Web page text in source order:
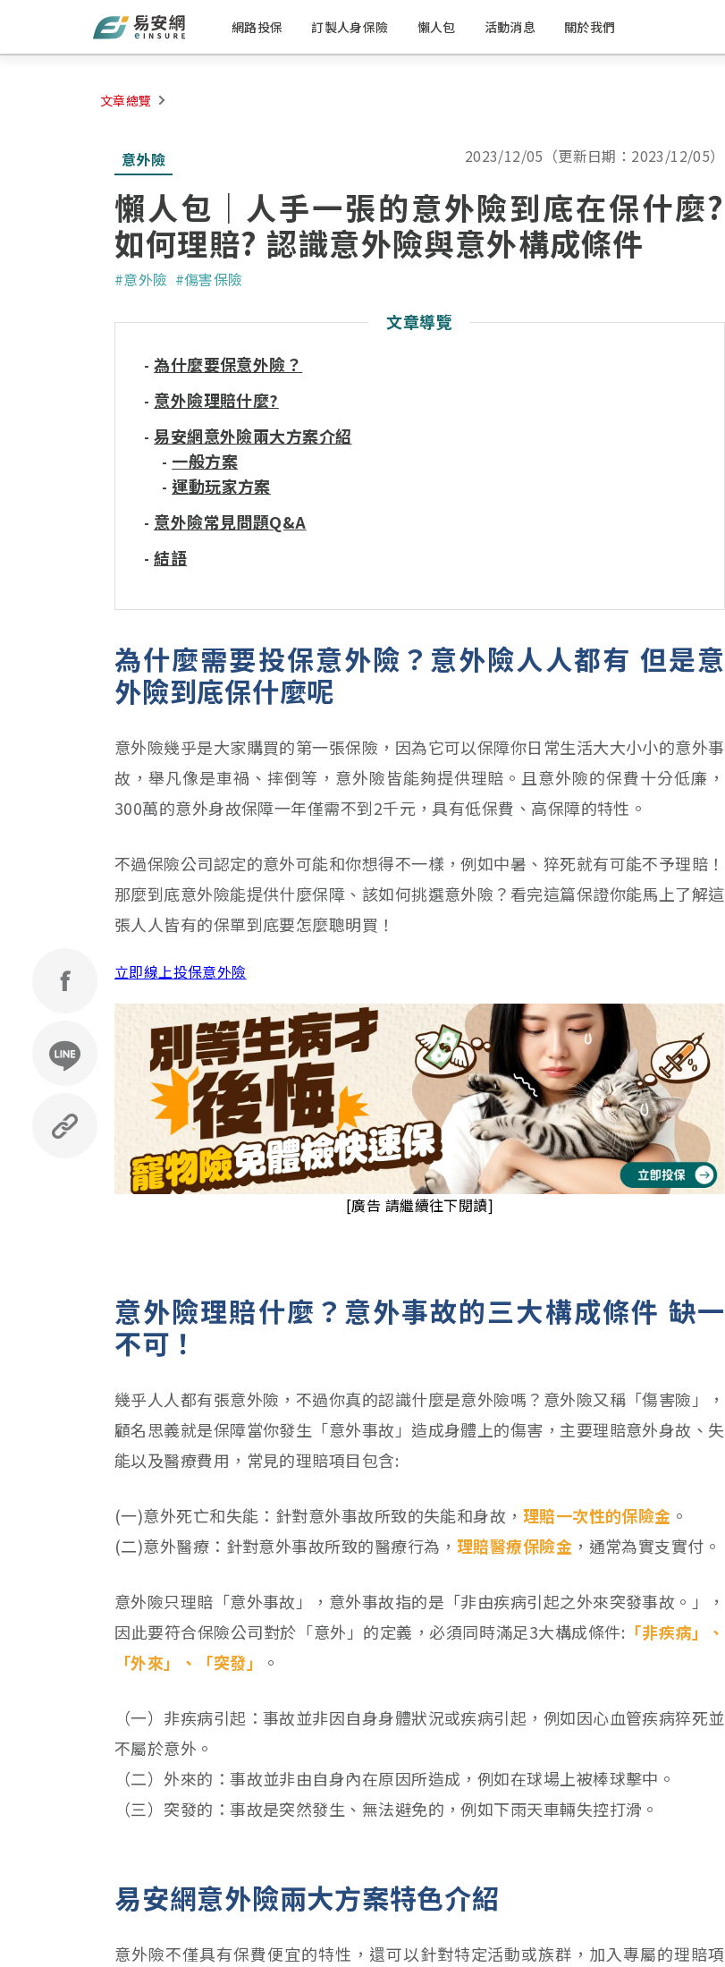
網路投保 訂製人身保險 懶人包 活動消息 關於我們
文章總覽
意外險 2023/12/05（更新日期：2023/12/05）
懶人包｜人手一張的意外險到底在保什麼?
如何理賠? 認識意外險與意外構成條件
#意外險 #傷害保險
文章導覽
-為什麼要保意外險？
- 意外險理賠什麼?
-易安網意外險兩大方案介紹
- 一般方案
-運動玩家方案
- 意外險常見問題Q&A
-結語
為什麼需要投保意外險？意外險人人都有 但是意
外險到底保什麼呢
意外險幾乎是大家購買的第一張保險，因為它可以保障你日常生活大大小小的意外事
故，舉凡像是車禍、摔倒等，意外險皆能夠提供理賠。且意外險的保費十分低廉，
300萬的意外身故保障一年僅需不到2千元，具有低保費、高保障的特性。
不過保險公司認定的意外可能和你想得不一樣，例如中暑、猝死就有可能不予理賠！
那麼到底意外險能提供什麼保障、該如何挑選意外險？看完這篇保證你能馬上了解這
張人人皆有的保單到底要怎麼聰明買！
立即線上投保意外險
[廣告 請繼續往下閱讀]
意外險理賠什麼？意外事故的三大構成條件 缺一
不可！
幾乎人人都有張意外險，不過你真的認識什麼是意外險嗎？意外險又稱「傷害險」，
顧名思義就是保障當你發生「意外事故」造成身體上的傷害，主要理賠意外身故、失
能以及醫療費用，常見的理賠項目包含:
(一)意外死亡和失能：針對意外事故所致的失能和身故， 理賠一次性的保險金 。
(二)意外醫療：針對意外事故所致的醫療行為， 理賠醫療保險金 ，通常為實支實付。
意外險只理賠「意外事故」，意外事故指的是「非由疾病引起之外來突發事故。」，
因此要符合保險公司對於「意外」的定義，必須同時滿足3大構成條件: 「非疾病」、
「外來」、「突發」
。
（一）非疾病引起：事故並非因自身身體狀況或疾病引起，例如因心血管疾病猝死並
不屬於意外。
（二）外來的：事故並非由自身內在原因所造成，例如在球場上被棒球擊中。
（三）突發的：事故是突然發生、無法避免的，例如下雨天車輛失控打滑。
易安網意外險兩大方案特色介紹
意外險不僅具有保費便宜的特性，還可以針對特定活動或族群，加入專屬的理賠項